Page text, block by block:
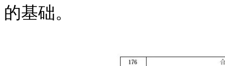
的基础。